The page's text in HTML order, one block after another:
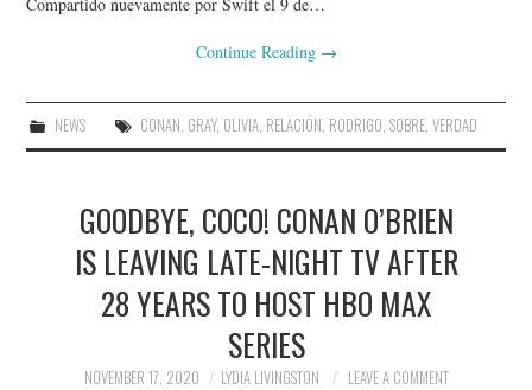
Continue Reading →
NEWS CONAN, GRAY, OLIVIA, RELACIÓN, RODRIGO, SOBRE, VERDAD
GOODBYE, COCO! CONAN O’BRIEN
IS LEAVING LATE-NIGHT TV AFTER
28 YEARS TO HOST HBO MAX
SERIES
NOVEMBER 17, 2020 LYDIA LIVINGSTON LEAVE A COMMENT